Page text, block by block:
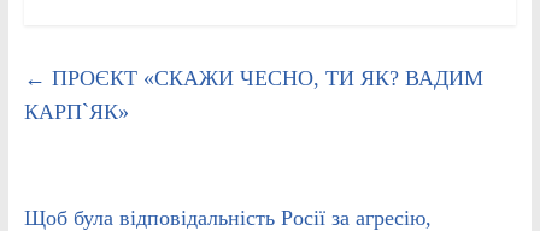
← ПРОЄКТ «СКАЖИ ЧЕСНО, ТИ ЯК? ВАДИМ
КАРП`ЯК»
Щоб була відповідальність Росії за агресію,